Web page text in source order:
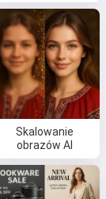
Skalowanie
obrazów AI